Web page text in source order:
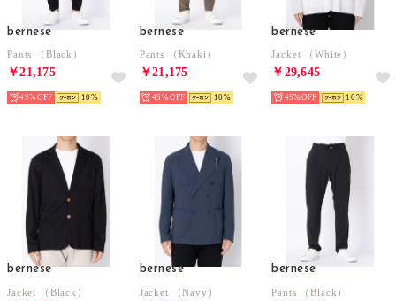
bernese
Pants （Black）
￥21,175
45% 10
bernese
Pants （Khaki）
￥21,175
45% 10
bernese
Jacket （White）
￥29,645
45% 10
bernese
Jacket （Black）
bernese
Jacket （Navy）
bernese
Pants （Black）